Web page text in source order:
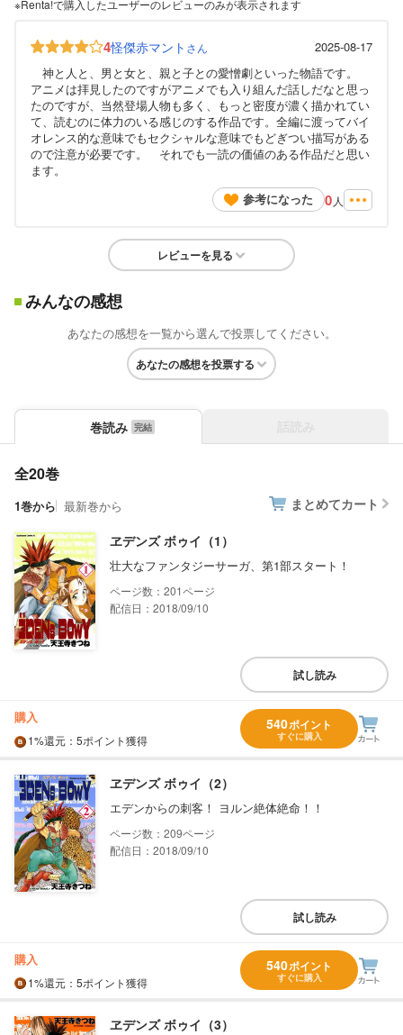
※Renta!で購入したユーザーのレビューのみが表示されます
4怪傑赤マント さん
2025-08-17
神と人と、男と女と、親と子との愛憎劇といった物語です。
アニメは拝見したのですがアニメでも入り組んだ話しだなと思っ
たのですが、当然登場人物も多く、もっと密度が濃く描かれてい
て、読むのに体力のいる感じのする作品です。全編に渡ってバイ
オレンス的な意味でもセクシャルな意味でもどぎつい描写がある
ので注意が必要です。 それでも一読の価値のある作品だと思い
ます。
参考になった
0 人
レビューを見る
みんなの感想
あなたの感想を一覧から選んで投票してください。
あなたの感想を投票する
巻読み
全20巻
1巻から 最新巻から まとめてカート
ヱデンズ ボゥイ（1）
壮大なファンタジーサーガ、第1部スタート！
201
配信日：2018/09/10
試し読み
購入
1%還元 ：5ポイント獲得
540ポイント
すぐに購入
ヱデンズ ボゥイ（2）
エデンからの刺客！ ヨルン絶体絶命！！
209
配信日：2018/09/10
試し読み
購入
1%還元 ：5ポイント獲得
540ポイント
すぐに購入
ヱデンズ ボゥイ（3）